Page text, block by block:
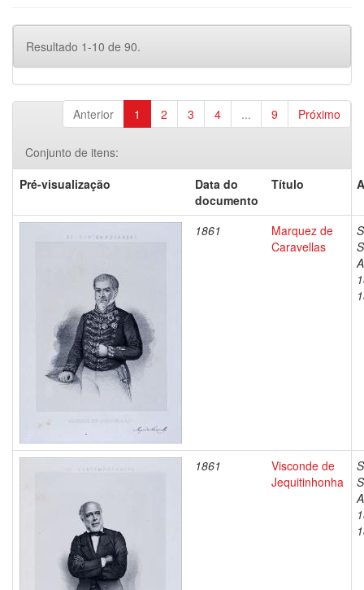
Resultado 1-10 de 90.
Anterior 1 2 3 4 ... 9 Próximo
Conjunto de itens:
Pré-visualização
Data do
documento
Título
1861
Marquez de
Caravellas
1861
Visconde de
Jequitinhonha